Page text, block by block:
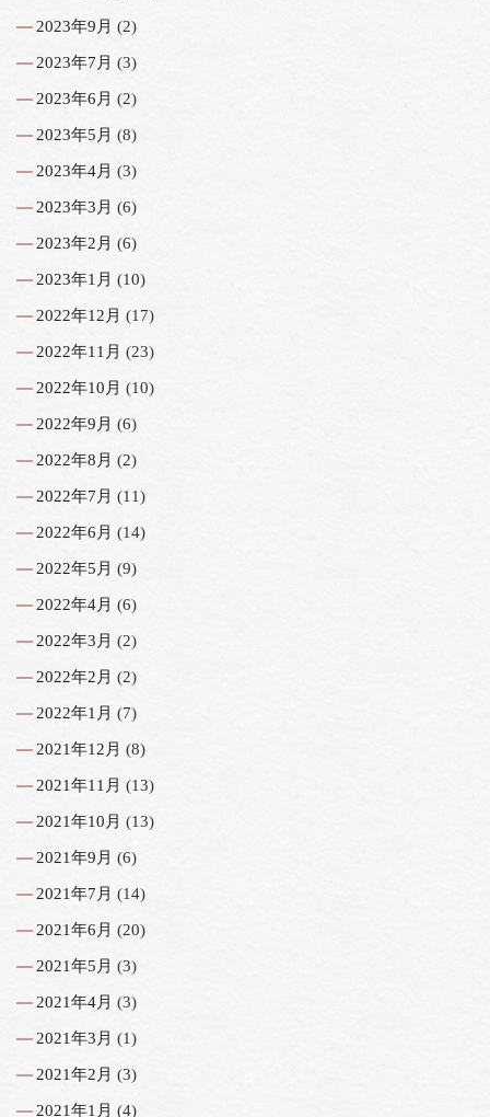
2023年9月 (2)
2023年7月 (3)
2023年6月 (2)
2023年5月 (8)
2023年4月 (3)
2023年3月 (6)
2023年2月 (6)
2023年1月 (10)
2022年12月 (17)
2022年11月 (23)
2022年10月 (10)
2022年9月 (6)
2022年8月 (2)
2022年7月 (11)
2022年6月 (14)
2022年5月 (9)
2022年4月 (6)
2022年3月 (2)
2022年2月 (2)
2022年1月 (7)
2021年12月 (8)
2021年11月 (13)
2021年10月 (13)
2021年9月 (6)
2021年7月 (14)
2021年6月 (20)
2021年5月 (3)
2021年4月 (3)
2021年3月 (1)
2021年2月 (3)
2021年1月 (4)